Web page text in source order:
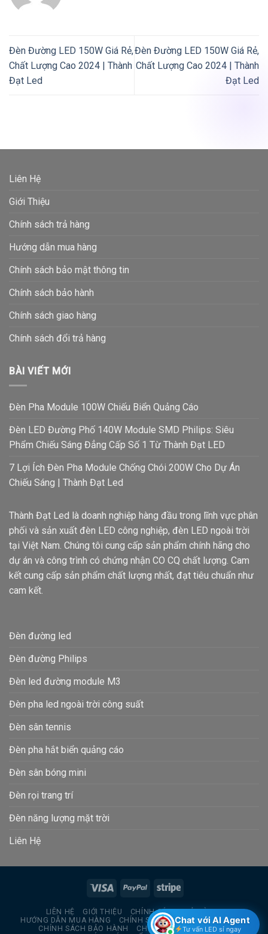
Đèn Đường LED 150W Giá Rẻ,
Chất Lượng Cao 2024 | Thành
Đạt Led
Đèn Đường LED 150W Giá Rẻ,
Chất Lượng Cao 2024 | Thành
Đạt Led
Liên Hệ
Giới Thiệu
Chính sách trả hàng
Hướng dẫn mua hàng
Chính sách bảo mật thông tin
Chính sách bảo hành
Chính sách giao hàng
Chính sách đổi trả hàng
BÀI VIẾT MỚI
Đèn Pha Module 100W Chiếu Biển Quảng Cáo
Đèn LED Đường Phố 140W Module SMD Philips: Siêu
Phẩm Chiếu Sáng Đẳng Cấp Số 1 Từ Thành Đạt LED
7 Lợi Ích Đèn Pha Module Chống Chói 200W Cho Dự Án
Chiếu Sáng | Thành Đạt Led
Thành Đạt Led là doanh nghiệp hàng đầu trong lĩnh vực phân
phối và sản xuất đèn LED công nghiệp, đèn LED ngoài trời
tại Việt Nam. Chúng tôi cung cấp sản phẩm chính hãng cho
dự án và công trình có chứng nhận CO CQ chất lượng. Cam
kết cung cấp sản phẩm chất lượng nhất, đạt tiêu chuẩn như
cam kết.
Đèn đường led
Đèn đường Philips
Đèn led đường module M3
Đèn pha led ngoài trời công suất
Đèn sân tennis
Đèn pha hắt biển quảng cáo
Đèn sân bóng mini
Đèn rọi trang trí
Đèn năng lượng mặt trời
Liên Hệ
LIÊN HỆ GIỚI THIỆU
CHÍNH SÁCH TRẢ HÀNG
HƯỚNG DẪN MUA HÀNG
CHÍNH SÁCH BẢO MẬT THÔNG TIN
CHÍNH SÁCH BẢO HÀNH
CHÍNH SÁCH GIAO HÀNG
Chat với AI Agent
Tư vấn LED sỉ ngay